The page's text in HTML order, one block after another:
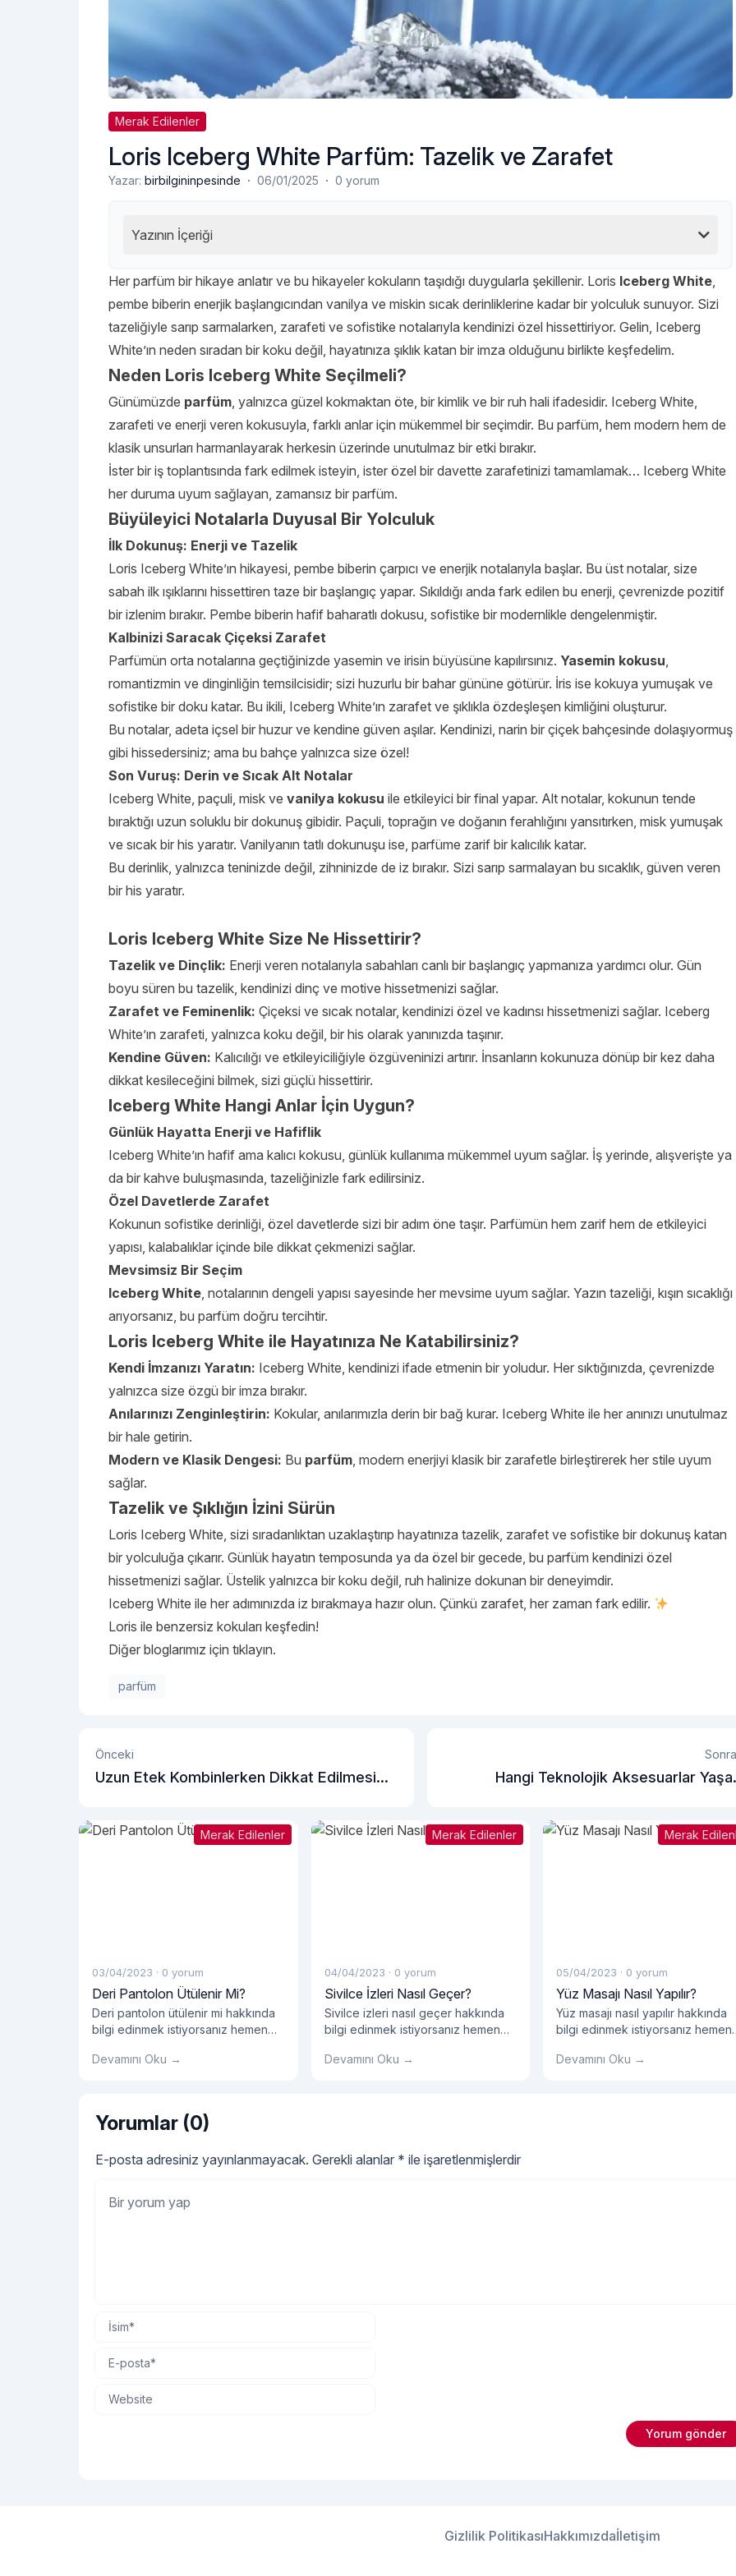
Merak Edilenler
Loris Iceberg White Parfüm: Tazelik ve Zarafet
Yazar: birbilgininpesinde · 06/01/2025 · 0 yorum
Yazının İçeriği
Her parfüm bir hikaye anlatır ve bu hikayeler kokuların taşıdığı duygularla şekillenir. Loris Iceberg White,
pembe biberin enerjik başlangıcından vanilya ve miskin sıcak derinliklerine kadar bir yolculuk sunuyor. Sizi
tazeliğiyle sarıp sarmalarken, zarafeti ve sofistike notalarıyla kendinizi özel hissettiriyor. Gelin, Iceberg
White’ın neden sıradan bir koku değil, hayatınıza şıklık katan bir imza olduğunu birlikte keşfedelim.
Neden Loris Iceberg White Seçilmeli?
Günümüzde parfüm, yalnızca güzel kokmaktan öte, bir kimlik ve bir ruh hali ifadesidir. Iceberg White,
zarafeti ve enerji veren kokusuyla, farklı anlar için mükemmel bir seçimdir. Bu parfüm, hem modern hem de
klasik unsurları harmanlayarak herkesin üzerinde unutulmaz bir etki bırakır.
İster bir iş toplantısında fark edilmek isteyin, ister özel bir davette zarafetinizi tamamlamak… Iceberg White
her duruma uyum sağlayan, zamansız bir parfüm.
Büyüleyici Notalarla Duyusal Bir Yolculuk
İlk Dokunuş: Enerji ve Tazelik
Loris Iceberg White’ın hikayesi, pembe biberin çarpıcı ve enerjik notalarıyla başlar. Bu üst notalar, size
sabah ilk ışıklarını hissettiren taze bir başlangıç yapar. Sıkıldığı anda fark edilen bu enerji, çevrenizde pozitif
bir izlenim bırakır. Pembe biberin hafif baharatlı dokusu, sofistike bir modernlikle dengelenmiştir.
Kalbinizi Saracak Çiçeksi Zarafet
Parfümün orta notalarına geçtiğinizde yasemin ve irisin büyüsüne kapılırsınız. Yasemin kokusu,
romantizmin ve dinginliğin temsilcisidir; sizi huzurlu bir bahar gününe götürür. İris ise kokuya yumuşak ve
sofistike bir doku katar. Bu ikili, Iceberg White’ın zarafet ve şıklıkla özdeşleşen kimliğini oluşturur.
Bu notalar, adeta içsel bir huzur ve kendine güven aşılar. Kendinizi, narin bir çiçek bahçesinde dolaşıyormuş
gibi hissedersiniz; ama bu bahçe yalnızca size özel!
Son Vuruş: Derin ve Sıcak Alt Notalar
Iceberg White, paçuli, misk ve vanilya kokusu ile etkileyici bir final yapar. Alt notalar, kokunun tende
bıraktığı uzun soluklu bir dokunuş gibidir. Paçuli, toprağın ve doğanın ferahlığını yansıtırken, misk yumuşak
ve sıcak bir his yaratır. Vanilyanın tatlı dokunuşu ise, parfüme zarif bir kalıcılık katar.
Bu derinlik, yalnızca teninizde değil, zihninizde de iz bırakır. Sizi sarıp sarmalayan bu sıcaklık, güven veren
bir his yaratır.
Loris Iceberg White Size Ne Hissettirir?
Tazelik ve Dinçlik: Enerji veren notalarıyla sabahları canlı bir başlangıç yapmanıza yardımcı olur. Gün
boyu süren bu tazelik, kendinizi dinç ve motive hissetmenizi sağlar.
Zarafet ve Feminenlik: Çiçeksi ve sıcak notalar, kendinizi özel ve kadınsı hissetmenizi sağlar. Iceberg
White’ın zarafeti, yalnızca koku değil, bir his olarak yanınızda taşınır.
Kendine Güven: Kalıcılığı ve etkileyiciliğiyle özgüveninizi artırır. İnsanların kokunuza dönüp bir kez daha
dikkat kesileceğini bilmek, sizi güçlü hissettirir.
Iceberg White Hangi Anlar İçin Uygun?
Günlük Hayatta Enerji ve Hafiflik
Iceberg White’ın hafif ama kalıcı kokusu, günlük kullanıma mükemmel uyum sağlar. İş yerinde, alışverişte ya
da bir kahve buluşmasında, tazeliğinizle fark edilirsiniz.
Özel Davetlerde Zarafet
Kokunun sofistike derinliği, özel davetlerde sizi bir adım öne taşır. Parfümün hem zarif hem de etkileyici
yapısı, kalabalıklar içinde bile dikkat çekmenizi sağlar.
Mevsimsiz Bir Seçim
Iceberg White, notalarının dengeli yapısı sayesinde her mevsime uyum sağlar. Yazın tazeliği, kışın sıcaklığı
arıyorsanız, bu parfüm doğru tercihtir.
Loris Iceberg White ile Hayatınıza Ne Katabilirsiniz?
Kendi İmzanızı Yaratın: Iceberg White, kendinizi ifade etmenin bir yoludur. Her sıktığınızda, çevrenizde
yalnızca size özgü bir imza bırakır.
Anılarınızı Zenginleştirin: Kokular, anılarımızla derin bir bağ kurar. Iceberg White ile her anınızı unutulmaz
bir hale getirin.
Modern ve Klasik Dengesi: Bu parfüm, modern enerjiyi klasik bir zarafetle birleştirerek her stile uyum
sağlar.
Tazelik ve Şıklığın İzini Sürün
Loris Iceberg White, sizi sıradanlıktan uzaklaştırıp hayatınıza tazelik, zarafet ve sofistike bir dokunuş katan
bir yolculuğa çıkarır. Günlük hayatın temposunda ya da özel bir gecede, bu parfüm kendinizi özel
hissetmenizi sağlar. Üstelik yalnızca bir koku değil, ruh halinize dokunan bir deneyimdir.
Iceberg White ile her adımınızda iz bırakmaya hazır olun. Çünkü zarafet, her zaman fark edilir.
Loris ile benzersiz kokuları keşfedin!
Diğer bloglarımız için tıklayın.
parfüm
Önceki
Uzun Etek Kombinlerken Dikkat Edilmesi
Hangi Teknolojik Aksesuarlar
Merak Edilenler
03/04/2023 · 0 yorum
Deri Pantolon Ütülenir Mi?
Deri pantolon ütülenir mi hakkında
bilgi edinmek istiyorsanız hemen
Devamını Oku →
Merak Edilenler
04/04/2023 · 0 yorum
Sivilce İzleri Nasıl Geçer?
Sivilce izleri nasıl geçer hakkında
bilgi edinmek istiyorsanız hemen
Devamını Oku →
Merak
05/04/2023 · 0 yorum
Yüz Masajı Nasıl Yapılır?
Yüz masajı nasıl yapılır hakkında
bilgi edinmek istiyorsanız hemen
Devamını Oku →
Yorumlar (0)
E-posta adresiniz yayınlanmayacak. Gerekli alanlar * ile işaretlenmişlerdir
Gizlilik PolitikasıHakkımızdaİletişim